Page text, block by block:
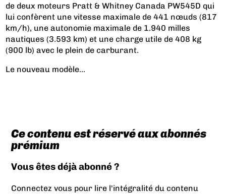
de deux moteurs Pratt & Whitney Canada PW545D qui
lui confèrent une vitesse maximale de 441 nœuds (817
km/h), une autonomie maximale de 1.940 milles
nautiques (3.593 km) et une charge utile de 408 kg
(900 lb) avec le plein de carburant.
Le nouveau modèle...
Ce contenu est réservé aux abonnés
prémium
Vous êtes déjà abonné ?
Connectez vous pour lire l'intégralité du contenu